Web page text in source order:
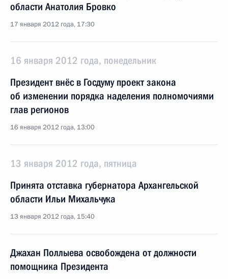
области Анатолия Бровко
17 января 2012 года, 17:30
16 января 2012 года, понедельник
Президент внёс в Госдуму проект закона
об изменении порядка наделения полномочиями
глав регионов
16 января 2012 года, 13:00
13 января 2012 года, пятница
Принята отставка губернатора Архангельской
области Ильи Михальчука
13 января 2012 года, 15:40
Джахан Поллыева освобождена от должности
помощника Президента